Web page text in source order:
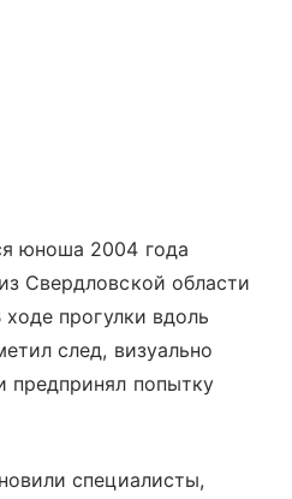
юноша 2004 года
Свердловской области
прогулки вдоль
след, визуально
попытку
специалисты,